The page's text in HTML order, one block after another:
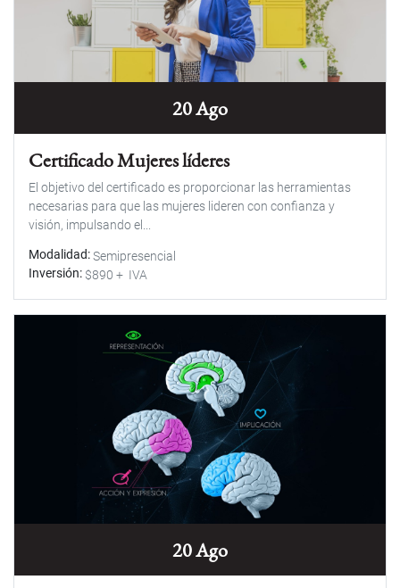
20 Ago
Certificado Mujeres líderes
El objetivo del certificado es proporcionar las herramientas
necesarias para que las mujeres lideren con confianza y
visión, impulsando el...
Modalidad Semipresencial
Inversión $890 + IVA
20 Ago